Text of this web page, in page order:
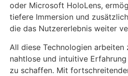
oder Microsoft HoloLens,
tiefere Immersion und
die das Nutzererlebnis weiter
All diese Technologien arbeiten
nahtlose und intuitive
zu schaffen. Mit